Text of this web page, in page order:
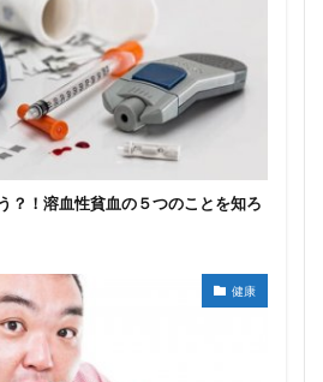
？！溶血性貧血の５つのことを知ろ
健康